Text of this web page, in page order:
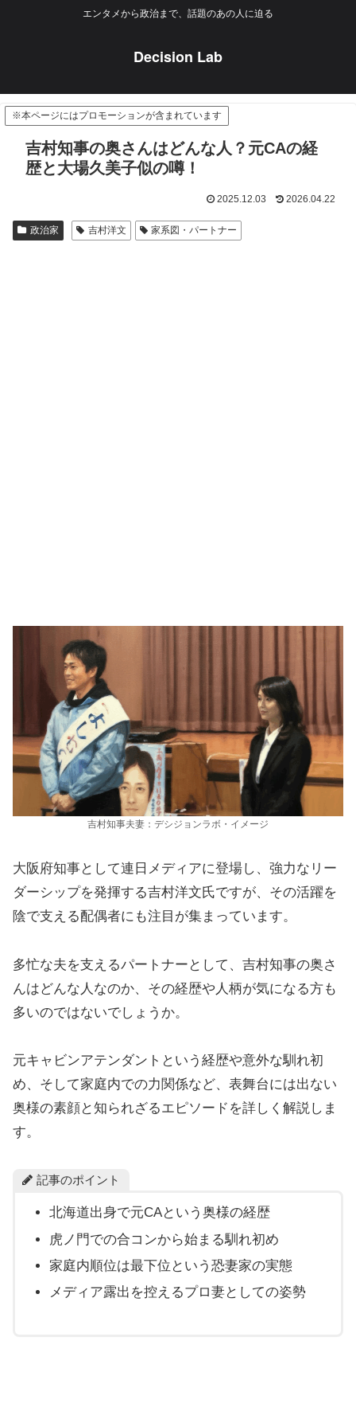
エンタメから政治まで、話題のあの人に迫る
Decision Lab
※本ページにはプロモーションが含まれています
吉村知事の奥さんはどんな人？元CAの経
歴と大場久美子似の噂！
2025.12.03 2026.04.22
政治家 吉村洋文 家系図・パートナー
吉村知事夫妻：デシジョンラボ・イメージ
大阪府知事として連日メディアに登場し、強力なリー
ダーシップを発揮する吉村洋文氏ですが、その活躍を
陰で支える配偶者にも注目が集まっています。
多忙な夫を支えるパートナーとして、吉村知事の奥さ
んはどんな人なのか、その経歴や人柄が気になる方も
多いのではないでしょうか。
元キャビンアテンダントという経歴や意外な馴れ初
め、そして家庭内での力関係など、表舞台には出ない
奥様の素顔と知られざるエピソードを詳しく解説しま
す。
記事のポイント
北海道出身で元CAという奥様の経歴
虎ノ門での合コンから始まる馴れ初め
家庭内順位は最下位という恐妻家の実態
メディア露出を控えるプロ妻としての姿勢